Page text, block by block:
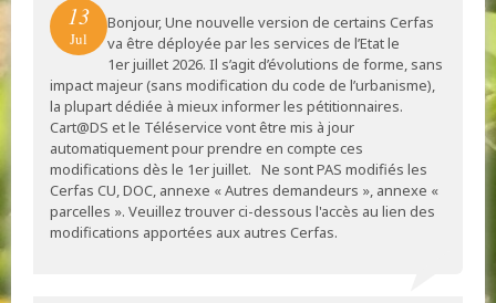
13
Jul
Bonjour, Une nouvelle version de certains Cerfas
va être déployée par les services de l’Etat le
1er juillet 2026. Il s’agit d’évolutions de forme, sans
impact majeur (sans modification du code de l’urbanisme),
la plupart dédiée à mieux informer les pétitionnaires.
Cart@DS et le Téléservice vont être mis à jour
automatiquement pour prendre en compte ces
modifications dès le 1er juillet. Ne sont PAS modifiés les
Cerfas CU, DOC, annexe « Autres demandeurs », annexe «
parcelles ». Veuillez trouver ci-dessous l'accès au lien des
modifications apportées aux autres Cerfas.